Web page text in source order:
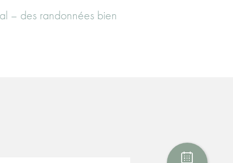
– des randonnées bien